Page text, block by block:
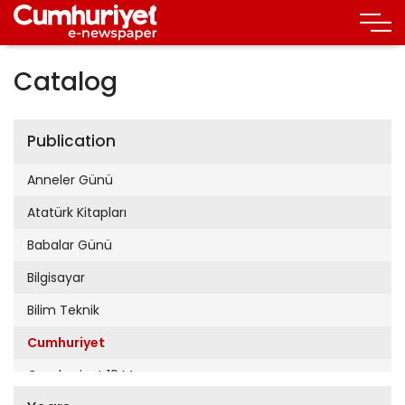
Catalog
Publication
Anneler Günü
Atatürk Kitapları
Babalar Günü
Bilgisayar
Bilim Teknik
Cumhuriyet
Cumhuriyet 19 Mayıs